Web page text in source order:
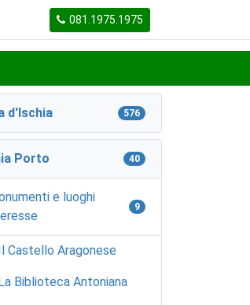
081.1975.1975
d'Ischia 576
Porto 40
e luoghi
9
Castello Aragonese
Biblioteca Antoniana